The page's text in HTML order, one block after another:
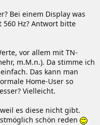
Bei einem Display was
560 Hz? Antwort bitte
vor allem mit TN-
m.M.n.). Da stimme ich
Das kann man
Home-User so
Vielleicht.
es diese nicht gibt.
schön reden